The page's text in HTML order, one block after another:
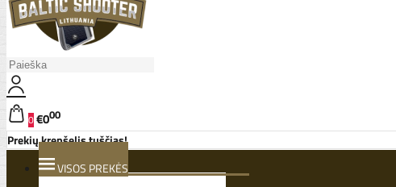
0€000
Prekių krepšelis tuščias!
VISOS PREKĖS